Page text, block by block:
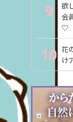
9
欲
会
♡
10 花
け